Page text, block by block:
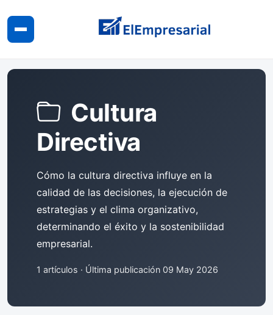
Cultura
Directiva
Cómo la cultura directiva influye en la
calidad de las decisiones, la ejecución de
estrategias y el clima organizativo,
determinando el éxito y la sostenibilidad
empresarial.
1 artículos · Última publicación 09 May 2026